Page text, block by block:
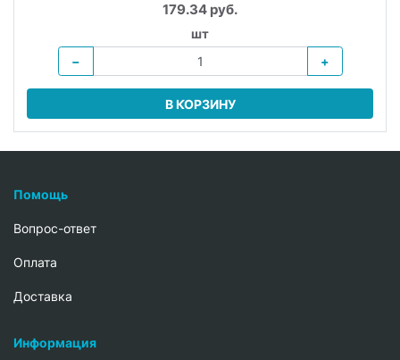
179.34 руб.
шт
−
+
В КОРЗИНУ
Помощь
Вопрос-ответ
Oплата
Доставка
Информация